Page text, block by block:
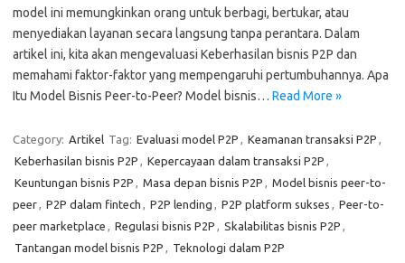
model ini memungkinkan orang untuk berbagi, bertukar, atau
menyediakan layanan secara langsung tanpa perantara. Dalam
artikel ini, kita akan mengevaluasi Keberhasilan bisnis P2P dan
memahami faktor-faktor yang mempengaruhi pertumbuhannya. Apa
Itu Model Bisnis Peer-to-Peer? Model bisnis… Read More »
Category: Artikel Tag: Evaluasi model P2P , Keamanan transaksi P2P ,
Keberhasilan bisnis P2P , Kepercayaan dalam transaksi P2P ,
Keuntungan bisnis P2P , Masa depan bisnis P2P , Model bisnis peer-to-
peer, P2P dalam fintech , P2P lending , P2P platform sukses , Peer-to-
peer marketplace , Regulasi bisnis P2P , Skalabilitas bisnis P2P ,
Tantangan model bisnis P2P , Teknologi dalam P2P